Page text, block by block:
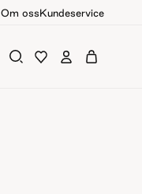
Om ossKundeservice